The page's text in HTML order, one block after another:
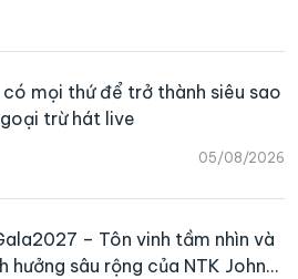
05/08/2026
có mọi thứ để trở thành siêu sao
trừ hát live
– Tôn vinh tầm nhìn và
hưởng sâu rộng của NTK John